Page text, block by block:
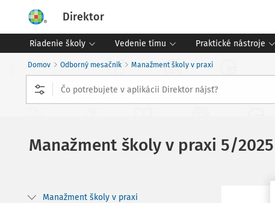
Direktor
Riadenie školy Vedenie tímu Praktické nástroje
Domov Odborný mesačník Manažment školy v praxi
Manažment školy v praxi 5/2025
Manažment školy v praxi